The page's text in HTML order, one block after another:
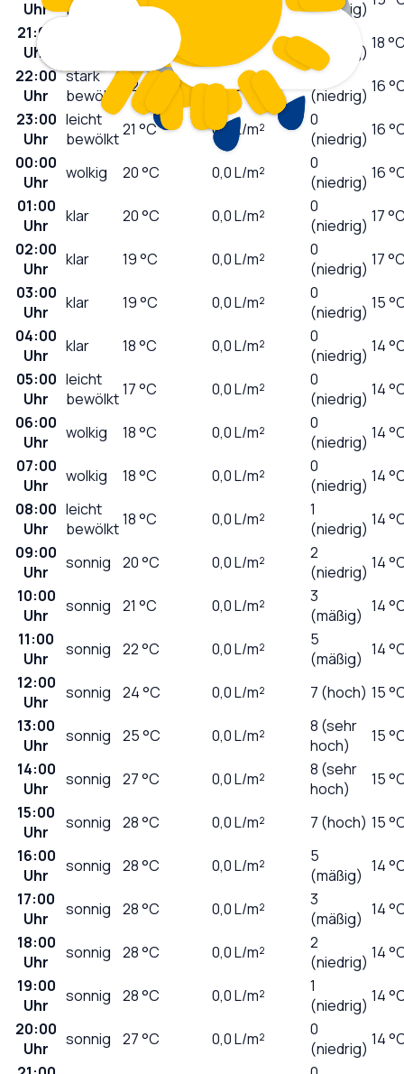
Uhr bewölkt (niedrig)
21:00
Uhr
L/m²
(niedrig) 18
22:00
Uhr
stark
bewölkt
22°C 0,0L/m²
0
(niedrig) 16
23:00
Uhr
leicht
bewölkt21 °C 0,0 L/m²
0
(niedrig) 16
00:00
Uhr
wolkig 20°C 0,0L/m²
0
(niedrig) 16
01:00
Uhr
klar 20°C 0,0L/m²
0
(niedrig) 17
02:00
Uhr
klar 19°C 0,0L/m²
0
(niedrig) 17
03:00
Uhr
klar 19°C 0,0L/m²
0
(niedrig) 15
04:00
Uhr
klar 18°C 0,0L/m²
0
(niedrig) 14
05:00
Uhr
leicht
bewölkt17°C 0,0L/m²
0
(niedrig) 14
06:00
Uhr
wolkig 18°C 0,0L/m²
0
(niedrig) 14
07:00
Uhr
wolkig 18°C 0,0L/m²
0
(niedrig) 14
08:00
Uhr
leicht
bewölkt18°C 0,0L/m²
1
(niedrig) 14
09:00
Uhr
sonnig 20°C 0,0L/m²
2
(niedrig) 14
10:00
Uhr
sonnig 21 °C 0,0L/m²
3
(mäßig) 14
11:00
Uhr
sonnig 22°C 0,0L/m²
5
(mäßig) 14
12:00
Uhr
sonnig 24°C 0,0L/m² 7 (hoch) 15
13:00
Uhr
sonnig 25°C 0,0L/m²
8 (sehr
hoch)
15
14:00
Uhr
sonnig 27°C 0,0L/m²
8 (sehr
hoch)
15
15:00
Uhr
sonnig 28°C 0,0L/m² 7 (hoch) 15
16:00
Uhr
sonnig 28°C 0,0L/m²
5
(mäßig) 14
17:00
Uhr
sonnig 28°C 0,0L/m²
3
(mäßig) 14
18:00
Uhr
sonnig 28°C 0,0L/m²
2
(niedrig) 14
19:00
Uhr
sonnig 28°C 0,0L/m²
1
(niedrig) 14
20:00
Uhr
sonnig 27°C 0,0L/m²
0
(niedrig) 14